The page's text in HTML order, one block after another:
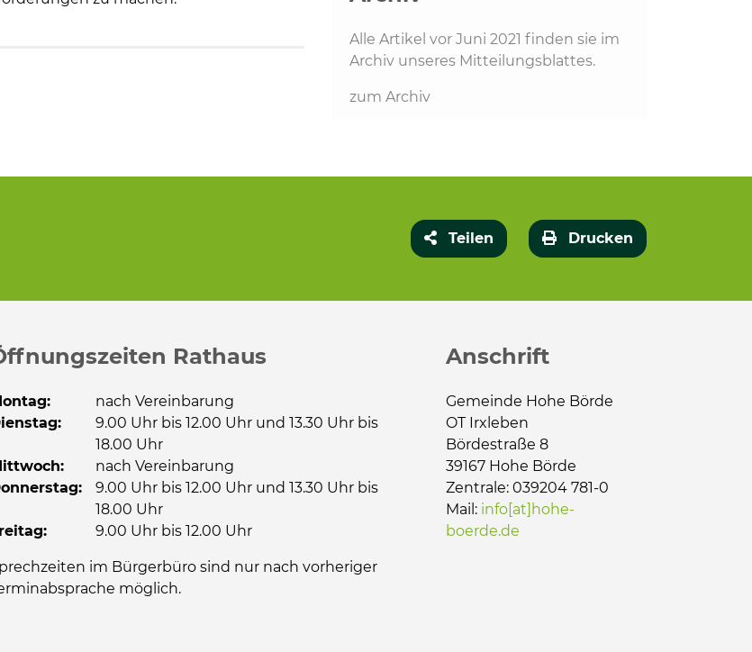
Alle Artikel vor Juni 2021 finden sie im
Archiv unseres Mitteilungsblattes.
zum Archiv
Teilen Drucken
Rathaus
nach Vereinbarung
9.00 Uhr bis 12.00 Uhr und 13.30 Uhr bis
18.00 Uhr
nach Vereinbarung
9.00 Uhr bis 12.00 Uhr und 13.30 Uhr bis
18.00 Uhr
9.00 Uhr bis 12.00 Uhr
im Bürgerbüro sind nur nach vorheriger
möglich.
Anschrift
Gemeinde Hohe Börde
OT Irxleben
Bördestraße 8
39167 Hohe Börde
Zentrale: 039204 781-0
Mail: info[at]hohe-
boerde.de